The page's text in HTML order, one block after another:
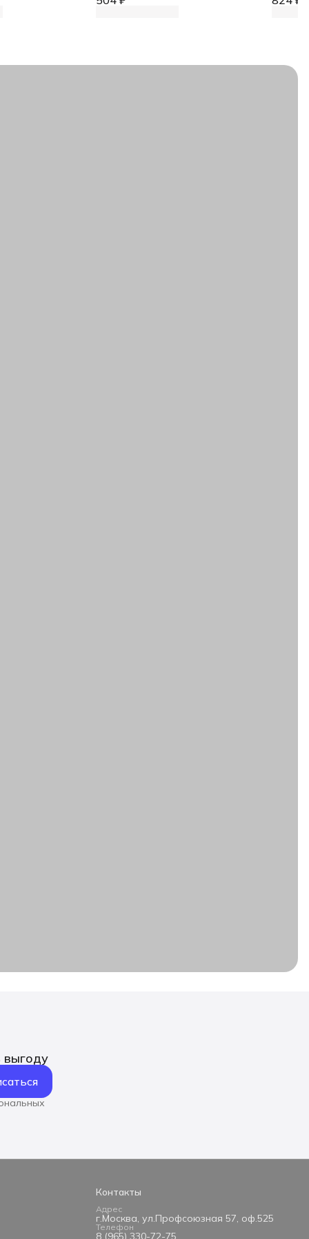
выгоду
Контакты
Адрес
г.Москва, ул.Профсоюзная 57, оф.525
Телефон
8 (965) 330-72-75